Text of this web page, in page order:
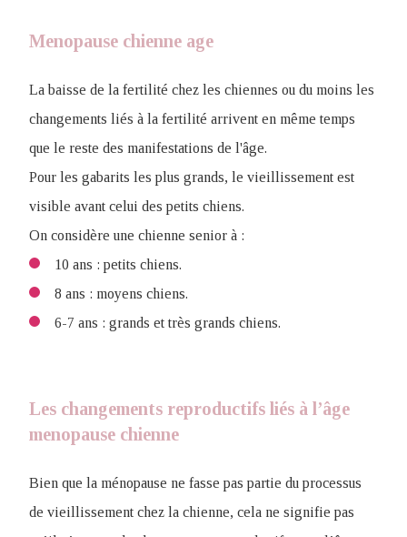
Menopause chienne age
La baisse de la fertilité chez les chiennes ou du moins les
changements liés à la fertilité arrivent en même temps
que le reste des manifestations de l'âge.
Pour les gabarits les plus grands, le vieillissement est
visible avant celui des petits chiens.
On considère une chienne senior à :
10 ans : petits chiens.
8 ans : moyens chiens.
6-7 ans : grands et très grands chiens.
Les changements reproductifs liés à l’âge
menopause chienne
Bien que la ménopause ne fasse pas partie du processus
de vieillissement chez la chienne, cela ne signifie pas